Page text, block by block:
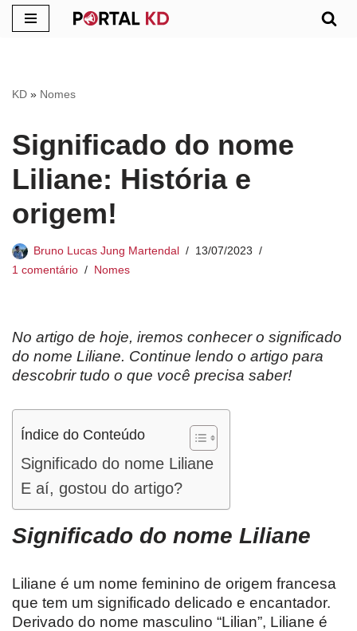
conteúdo
KD » Nomes
Significado do nome
Liliane: História e
origem!
Bruno Lucas Jung Martendal
13/07/2023
1 comentário
Nomes
No artigo de hoje, iremos conhecer o significado
do nome Liliane. Continue lendo o artigo para
descobrir tudo o que você precisa saber!
Índice do Conteúdo
Significado do nome Liliane
E aí, gostou do artigo?
Significado do nome Liliane
Liliane é um nome feminino de origem francesa
que tem um significado delicado e encantador.
Derivado do nome masculino “Lilian”, Liliane é